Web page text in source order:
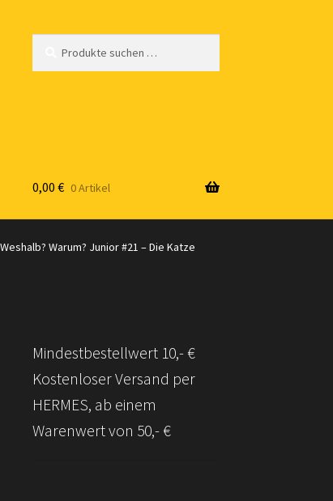
0,00 € 0 Artikel
Warum? Junior #21 – Die Katze
Mindestbestellwert 10,- €
Kostenloser Versand per
HERMES, ab einem
Warenwert von 50,- €